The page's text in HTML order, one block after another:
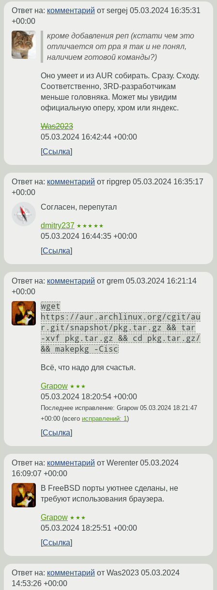
Ответ на: комментарий от sergej 05.03.2024 16:35:31
+00:00
кроме добавления реп (кстати чем это
отличается от ppa я так и не понял,
наличием готовой команды?)
Оно умеет и из AUR собирать. Сразу. Сходу.
Соответственно, 3RD-разработчикам
меньше головняка. Может мы увидим
официальную оперу, хром или яндекс.
Was2023
05.03.2024 16:42:44 +00:00
Ссылка
Ответ на: комментарий от ripgrep 05.03.2024 16:35:17
+00:00
Согласен, перепутал
dmitry237 ★★★★★
05.03.2024 16:44:35 +00:00
Ссылка
Ответ на: комментарий от grem 05.03.2024 16:21:14
+00:00
wget
https://aur.archlinux.org/cgit/au
r.git/snapshot/pkg.tar.gz && tar
-xvf pkg.tar.gz && cd pkg.tar.gz/
&& makepkg -Cisc
Всё, что надо для счастья.
Grapow ★★★
05.03.2024 18:20:54 +00:00
Последнее исправление: Grapow 05.03.2024 18:21:47
+00:00 (всего исправлений: 1)
Ссылка
Ответ на: комментарий от Werenter 05.03.2024
16:09:07 +00:00
В FreeBSD порты уютнее сделаны, не
требуют использования браузера.
Grapow ★★★
05.03.2024 18:25:51 +00:00
Ссылка
Ответ на: комментарий от Was2023 05.03.2024
14:53:26 +00:00